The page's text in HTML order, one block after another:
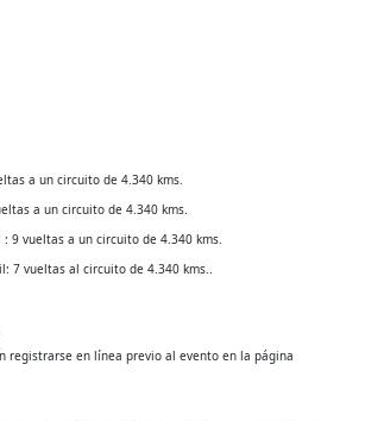
a un circuito de 4.340 kms.
a un circuito de 4.340 kms.
: 9 vueltas a un circuito de 4.340 kms.
7 vueltas al circuito de 4.340 kms..
registrarse en línea previo al evento en la página